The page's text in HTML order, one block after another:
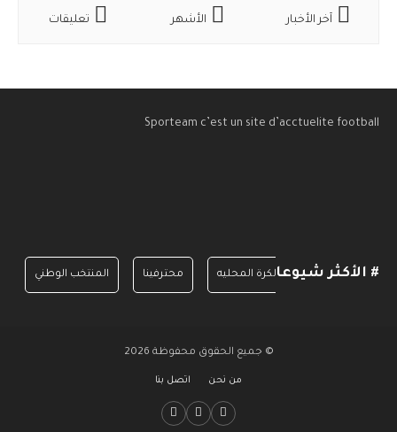
آخر الأخبار الأشهر تعليقات
Sporteam c’est un site d’acctuelite football
# الأكثر شيوعا المنتخب الوطني محترفينا الكرة المحليه الدرجة الأولى
© جميع الحقوق محفوظة 2026
من نحن اتصل بنا